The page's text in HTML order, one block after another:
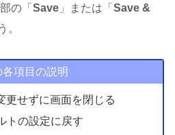
の「 Save 」または「 Save &
。
項目の説明
更せずに画面を閉じる
の設定に戻す